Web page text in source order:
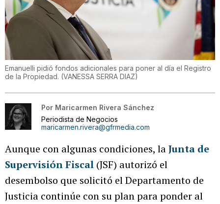
Emanuelli pidió fondos adicionales para poner al día el Registro
de la Propiedad. (VANESSA SERRA DIAZ)
Por Maricarmen Rivera Sánchez
Periodista de Negocios
maricarmen.rivera@gfrmedia.com
Aunque con algunas condiciones, laJunta de
Supervisión Fiscal (JSF) autorizó el
desembolso que solicitó el Departamento de
Justicia continúe con su plan para ponder al